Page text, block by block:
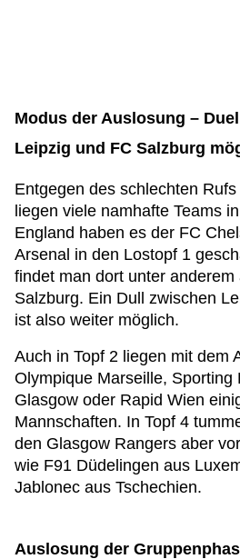
Modus der Auslosung –
Leipzig und FC Salzburg
Entgegen des schlechten
liegen viele namhafte Teams
England haben es der FC
Arsenal in den Lostopf 1
findet man dort unter anderem
Salzburg. Ein Dull zwischen
ist also weiter möglich.
Auch in Topf 2 liegen mit dem
Olympique Marseille, Sporting
Glasgow oder Rapid Wien
Mannschaften. In Topf 4
den Glasgow Rangers aber
wie F91 Düdelingen aus
Jablonec aus Tschechien.
Auslosung der